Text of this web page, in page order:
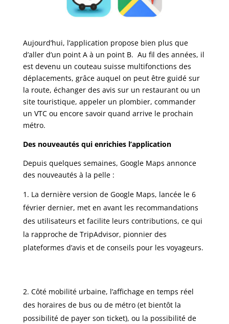
Aujourd’hui, l’application propose bien plus que
d’aller d’un point A à un point B. Au fil des années, il
est devenu un couteau suisse multifonctions des
déplacements, grâce auquel on peut être guidé sur
la route, échanger des avis sur un restaurant ou un
site touristique, appeler un plombier, commander
un VTC ou encore savoir quand arrive le prochain
métro.
Des nouveautés qui enrichies l’application
Depuis quelques semaines, Google Maps annonce
des nouveautés à la pelle :
La dernière version de Google Maps, lancée le 6
février dernier, met en avant les recommandations
des utilisateurs et facilite leurs contributions, ce qui
la rapproche de TripAdvisor, pionnier des
plateformes d’avis et de conseils pour les voyageurs.
Côté mobilité urbaine, l’affichage en temps réel
des horaires de bus ou de métro (et bientôt la
possibilité de payer son ticket), ou la possibilité de